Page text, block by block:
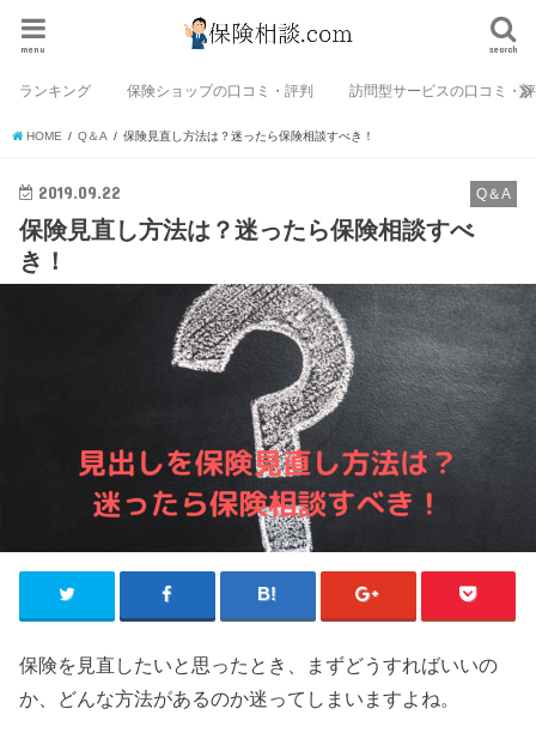
search
menu
ランキング 保険ショップの口コミ・評判 訪問型サービスの口コミ・
HOME Q＆A 保険見直し方法は？迷ったら保険相談すべき！
Q＆A
2019.09.22
保険見直し方法は？迷ったら保険相談すべ
き！
保険を見直したいと思ったとき、まずどうすればいいの
か、どんな方法があるのか迷ってしまいますよね。